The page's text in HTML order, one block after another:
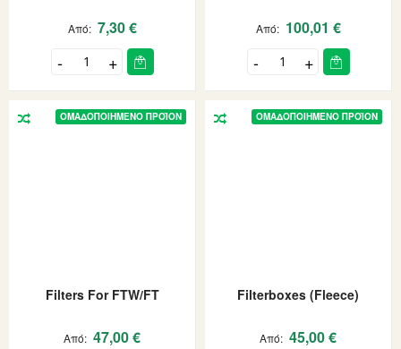
Από 7,30 € Από 100,01 €
ΟΜΑΔΟΠΟΙΗΜΈΝΟ ΠΡΟΪΌΝ
Filters For FTW/FT
Από 47,00 €
ΟΜΑΔΟΠΟΙΗΜΈΝΟ ΠΡΟΪΌΝ
Filterboxes (Fleece)
Από 45,00 €